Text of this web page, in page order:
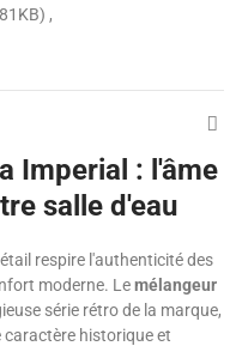
Imperial : l'âme
salle d'eau
respire l'authenticité des
moderne. Lemélangeur
série rétro de la marque,
historique et